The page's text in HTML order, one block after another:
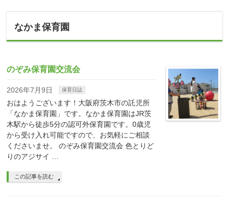
なかま保育園
のぞみ保育園交流会
2026年7月9日 保育日誌
おはようございます！大阪府茨木市の託児所
「なかま保育園」です。なかま保育園はJR茨
木駅から徒歩5分の認可外保育園です。0歳児
から受け入れ可能ですので、お気軽にご相談
くださいませ。 のぞみ保育園交流会 色とりど
りのアジサイ …
この記事を読む